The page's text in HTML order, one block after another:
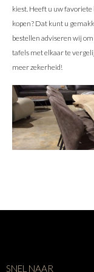
kiest. Heeft u uw
kopen? Dat kunt u
bestellen adviseren wij
tafels met elkaar te
meer zekerheid!
SNEL NAAR